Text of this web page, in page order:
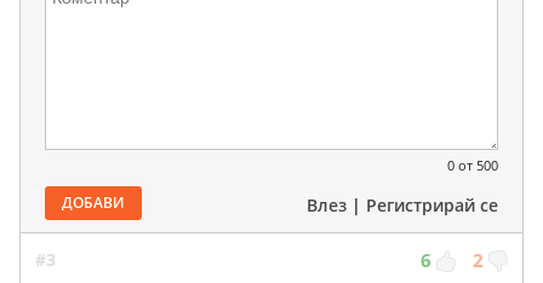
0 от 500
ДОБАВИ Влез | Регистрирай се
#3 6 2